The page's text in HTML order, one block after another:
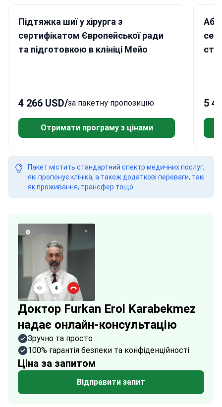
Підтяжка шиї у хірурга з
сертифікатом Європейської ради
та підготовкою в клініці Мейо
4 266 USD/за пакетну пропозицію
Отримати програму з цінами
5
Пакет містить стандартний спектр медичних послуг,
які пропонує клініка, а також додаткові переваги, такі
як проживання, трансфер тощо.
Доктор Furkan Erol Karabekmez
надає онлайн-консультацію
Зручно та просто
100% гарантія безпеки та конфіденційності
Ціна за запитом
Відправити запит